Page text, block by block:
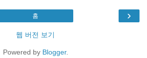
›
홈
웹 버전 보기
Powered by Blogger.